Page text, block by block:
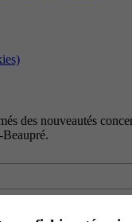
des nouveautés